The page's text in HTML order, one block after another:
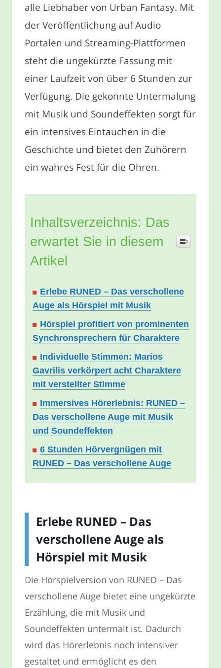
alle Liebhaber von Urban Fantasy. Mit
der Veröffentlichung auf Audio
Portalen und Streaming-Plattformen
steht die ungekürzte Fassung mit
einer Laufzeit von über 6 Stunden zur
Verfügung. Die gekonnte Untermalung
mit Musik und Soundeffekten sorgt für
ein intensives Eintauchen in die
Geschichte und bietet den Zuhörern
ein wahres Fest für die Ohren.
Inhaltsverzeichnis: Das
erwartet Sie in diesem
Artikel
Erlebe RUNED – Das verschollene
Auge als Hörspiel mit Musik
Hörspiel profitiert von prominenten
Synchronsprechern für Charaktere
Individuelle Stimmen: Marios
Gavrilis verkörpert acht Charaktere
mit verstellter Stimme
Immersives Hörerlebnis: RUNED –
Das verschollene Auge mit Musik
und Soundeffekten
6 Stunden Hörvergnügen mit
RUNED – Das verschollene Auge
Erlebe RUNED – Das
verschollene Auge als
Hörspiel mit Musik
Die Hörspielversion von RUNED – Das
verschollene Auge bietet eine ungekürzte
Erzählung, die mit Musik und
Soundeffekten untermalt ist. Dadurch
wird das Hörerlebnis noch intensiver
gestaltet und ermöglicht es den